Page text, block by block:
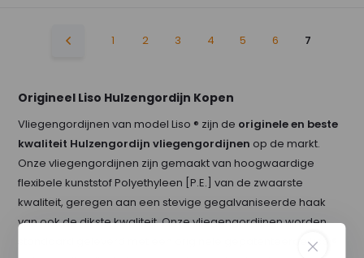
1 2 3 4 5 6 7
Origineel Liso Hulzengordijn Kopen
Vliegengordijnen van model Liso ® zijn de originele en beste
kwaliteit Hulzengordijn vliegengordijnen op de markt.
Onze vliegengordijnen zijn gemaakt van hoogwaardige
flexibele kunststof Polyethyleen [P.E.] van de zwaarste
kwaliteit, geregen aan een stevige gegalvaniseerde haak
van ook de dikste kwaliteit. Onze vliegengordijnen worden
standaard geleverd met een originele gepatenteerde Liso ®